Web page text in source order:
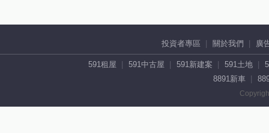
投資者專區 關於我們 廣
591租屋 591中古屋 591新建案 591土地
8891新車